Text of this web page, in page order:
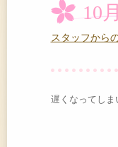
10
スタッフから
遅くなってしま